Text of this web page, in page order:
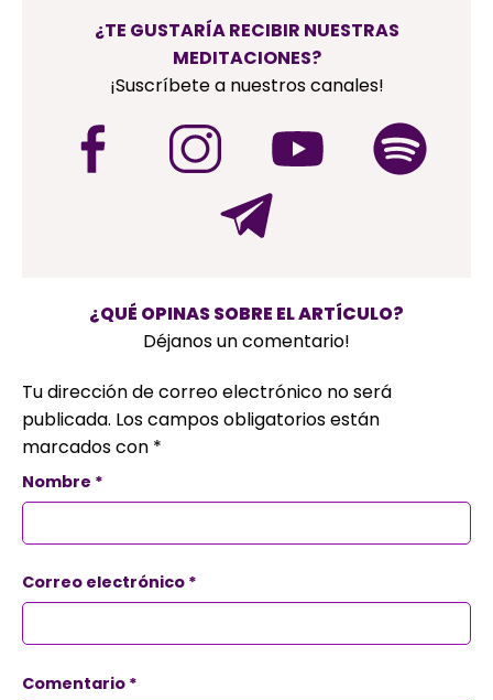
¿TE GUSTARÍA RECIBIR NUESTRAS
MEDITACIONES?
¡Suscríbete a nuestros canales!
¿QUÉ OPINAS SOBRE EL ARTÍCULO?
Déjanos un comentario!
Tu dirección de correo electrónico no será
publicada. Los campos obligatorios están
marcados con *
Nombre *
Correo electrónico *
Comentario *